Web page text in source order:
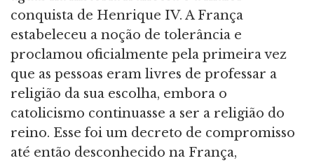
conquista de Henrique IV. A França
estabeleceu a noção de tolerância e
proclamou oficialmente pela primeira vez
que as pessoas eram livres de professar a
religião da sua escolha, embora o
catolicismo continuasse a ser a religião do
reino. Esse foi um decreto de compromisso
até então desconhecido na França,